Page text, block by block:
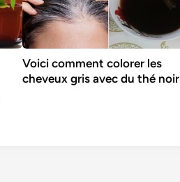
Voici comment colorer les
cheveux gris avec du thé noir